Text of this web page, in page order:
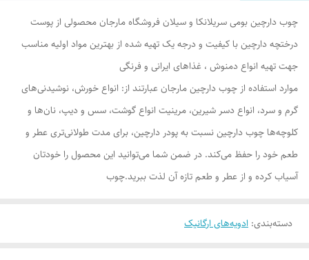
چوب دارچین بومی سریلانکا و سیلان فروشگاه مارجان محصولی از پوست
درختچه دارچین با کیفیت و درجه یک تهیه شده از بهترین مواد اولیه مناسب
جهت تهیه انواع دمنوش ، غذاهای ایرانی و فرنگی
موارد استفاده از چوب دارچین مارجان عبارتند از: انواع خورش، نوشیدنی‌های
گرم و سرد، انواع دسر شیرین، مرینیت انواع گوشت، سس و دیپ، نان‌ها و
کلوچه‌ها چوب دارچین نسبت به پودر دارچین، برای مدت طولانی‌تری عطر و
طعم خود را حفظ می‌کند. در ضمن شما می‌توانید این محصول را خودتان
آسیاب کرده و از عطر و طعم تازه آن لذت ببرید.چوب
دسته‌بندی: ادویه‌های ارگانیک